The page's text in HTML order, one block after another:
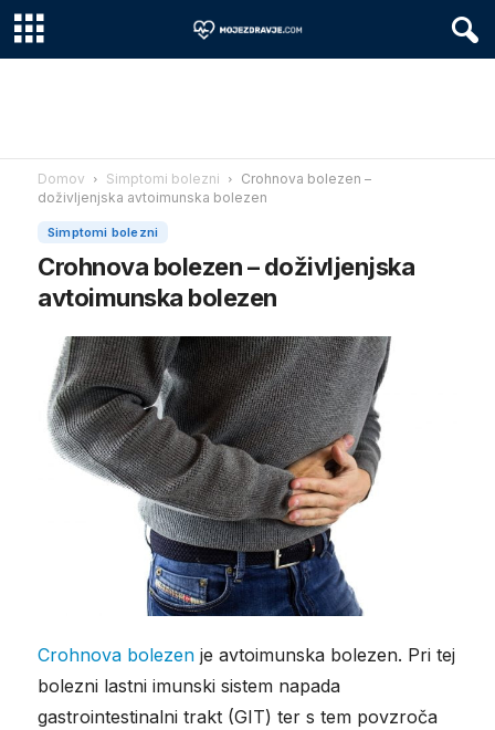
Domov Simptomi bolezni
Crohnova bolezen –
doživljenjska avtoimunska bolezen
Simptomi bolezni
Crohnova bolezen – doživljenjska
avtoimunska bolezen
Crohnova bolezen je avtoimunska bolezen. Pri tej
bolezni lastni imunski sistem napada
gastrointestinalni trakt (GIT) ter s tem povzroča